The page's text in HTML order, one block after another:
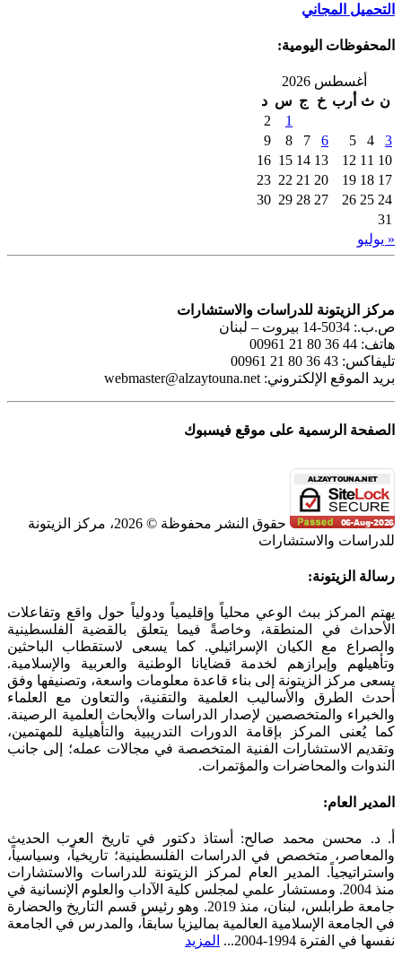
التحميل المجاني
المحفوظات اليومية:
أغسطس 2026
ن ث أرب خ ج س د
1
2
3
4
5
6
7
8
9
10
11
12
13
14
15
16
17
18
19
20
21
22
23
24
25
26
27
28
29
30
31
« يوليو
مركز الزيتونة للدراسات والاستشارات
ص.ب.: 5034-14 بيروت – لبنان
هاتف: 44 36 80 21 00961
تليفاكس: 43 36 80 21 00961
بريد الموقع الإلكتروني: webmaster@alzaytouna.net
الصفحة الرسمية على موقع فيسبوك
حقوق النشر محفوظة © 2026، مركز الزيتونة
للدراسات والاستشارات
Toggle
Bar
Area
رسالة الزيتونة:
يهتم المركز ببث الوعي محلياً وإقليمياً ودولياً حول واقع وتفاعلات
الأحداث في المنطقة، وخاصةً فيما يتعلق بالقضية الفلسطينية
والصراع مع الكيان الإسرائيلي. كما يسعى لاستقطاب الباحثين
وتأهيلهم وإبرازهم لخدمة قضايانا الوطنية والعربية والإسلامية.
يسعى مركز الزيتونة إلى بناء قاعدة معلومات واسعة، وتصنيفها وفق
أحدث الطرق والأساليب العلمية والتقنية، والتعاون مع العلماء
والخبراء والمتخصصين لإصدار الدراسات والأبحاث العلمية الرصينة.
كما يُعنى المركز بإقامة الدورات التدريبية والتأهيلية للمهتمين،
وتقديم الاستشارات الفنية المتخصصة في مجالات عمله؛ إلى جانب
الندوات والمحاضرات والمؤتمرات.
المدير العام:
أ. د. محسن محمد صالح: أستاذ دكتور في تاريخ العرب الحديث
والمعاصر، متخصص في الدراسات الفلسطينية؛ تاريخياً، وسياسياً،
واستراتيجياً. المدير العام لمركز الزيتونة للدراسات والاستشارات
منذ 2004. ومستشار علمي لمجلس كلية الآداب والعلوم الإنسانية في
جامعة طرابلس، لبنان، منذ 2019. وهو رئيس قسم التاريخ والحضارة
في الجامعة الإسلامية العالمية بماليزيا سابقاً، والمدرس في الجامعة
نفسها في الفترة 1994-2004...
المزيد